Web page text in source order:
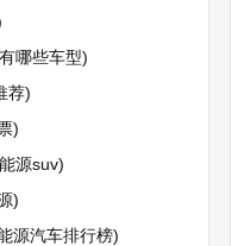
哪些车型)
荐)
)
源suv)
)
源汽车排行榜)